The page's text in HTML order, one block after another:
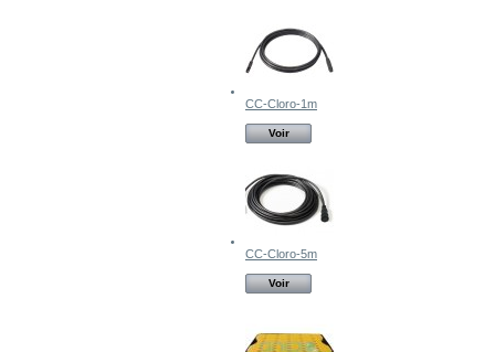
CC-Cloro-1m
Voir
CC-Cloro-5m
Voir